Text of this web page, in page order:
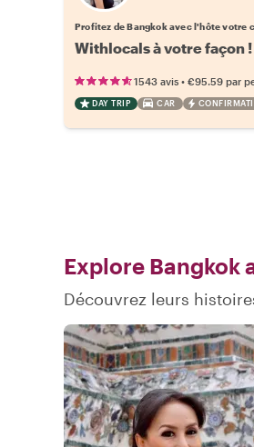
Profitez de Bangkok avec l'hôte votre
Withlocals à votre façon
1543 avis • €95.59 par
DAY TRIP CAR
Explore Bangkok
Découvrez leurs